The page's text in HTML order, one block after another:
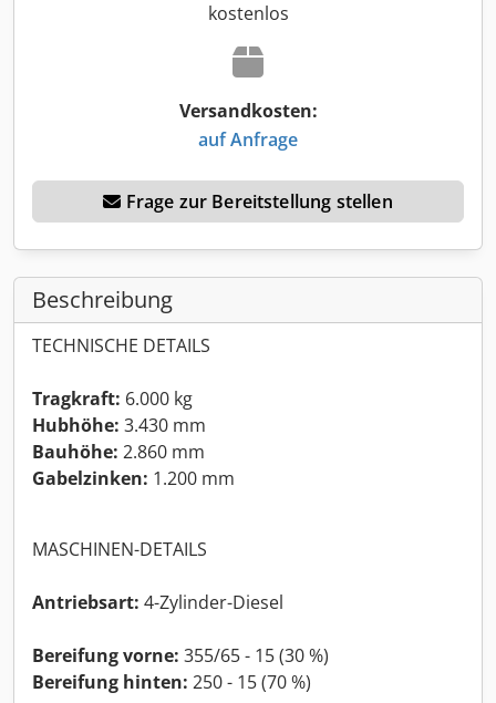
kostenlos
Versandkosten:
auf Anfrage
Frage zur Bereitstellung stellen
Beschreibung
TECHNISCHE DETAILS
Tragkraft: 6.000 kg
Hubhöhe: 3.430 mm
Bauhöhe: 2.860 mm
Gabelzinken: 1.200 mm
MASCHINEN-DETAILS
Antriebsart: 4-Zylinder-Diesel
Bereifung vorne: 355/65 - 15 (30 %)
Bereifung hinten: 250 - 15 (70 %)